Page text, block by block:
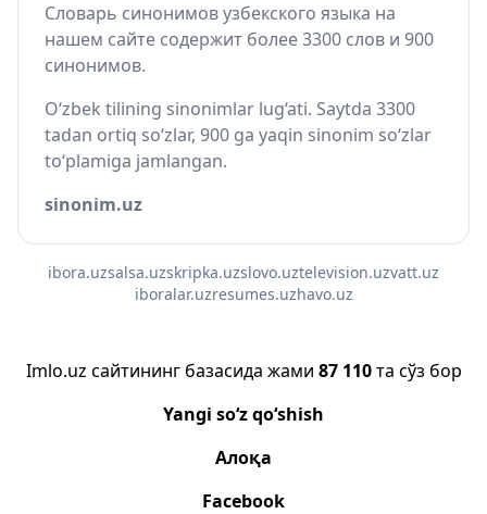
Словарь синонимов узбекского языка на
нашем сайте содержит более 3300 слов и 900
синонимов.
O‘zbek tilining sinonimlar lug‘ati. Saytda 3300
tadan ortiq so‘zlar, 900 ga yaqin sinonim so‘zlar
to‘plamiga jamlangan.
sinonim.uz
ibora.uzsalsa.uzskripka.uzslovo.uztelevision.uzvatt.uz
iboralar.uzresumes.uzhavo.uz
Imlo.uz сайтининг базасида жами 87 110та сўз бор
Yangi so‘z qo‘shish
Алоқа
Facebook